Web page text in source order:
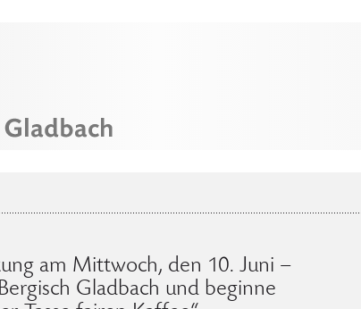
am Mittwoch, den 10. Juni –
Gladbach und beginne